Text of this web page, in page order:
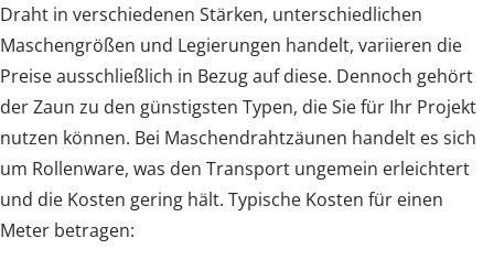
Draht in verschiedenen Stärken, unterschiedlichen
Maschengrößen und Legierungen handelt, variieren die
Preise ausschließlich in Bezug auf diese. Dennoch gehört
der Zaun zu den günstigsten Typen, die Sie für Ihr Projekt
nutzen können. Bei Maschendrahtzäunen handelt es sich
um Rollenware, was den Transport ungemein erleichtert
und die Kosten gering hält. Typische Kosten für einen
Meter betragen: